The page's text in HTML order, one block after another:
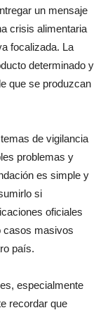
un mensaje
crisis alimentaria
focalizada. La
determinado y
que se produzcan
de vigilancia
problemas y
es simple y
si
oficiales
casos masivos
país.
especialmente
recordar que